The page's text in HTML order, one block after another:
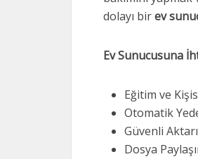
dolayı birev
Ev Sunucusuna
Eğitim ve
Otomatik
Güvenli
Dosya